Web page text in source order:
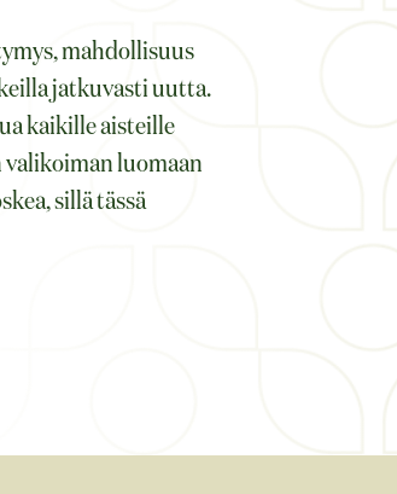
mahdollisuus
jatkuvasti uutta.
kaikille aisteille
luomaan
sillä tässä